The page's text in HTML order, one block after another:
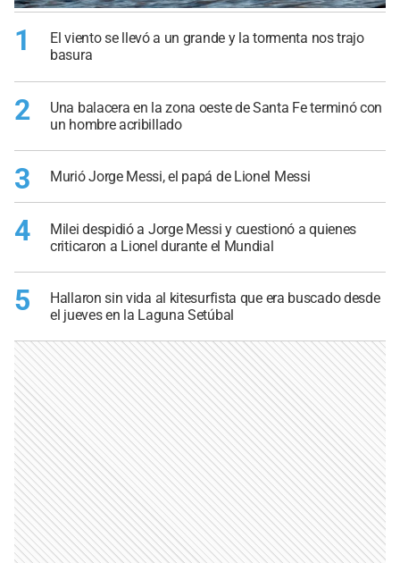
1
El viento se llevó a un grande y la tormenta nos trajo
basura
2
Una balacera en la zona oeste de Santa Fe terminó con
un hombre acribillado
3 Murió Jorge Messi, el papá de Lionel Messi
4
Milei despidió a Jorge Messi y cuestionó a quienes
criticaron a Lionel durante el Mundial
5
Hallaron sin vida al kitesurfista que era buscado desde
el jueves en la Laguna Setúbal